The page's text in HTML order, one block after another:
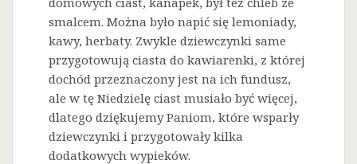
smalcem. Można było napić się lemoniady,
kawy, herbaty. Zwykle dziewczynki same
przygotowują ciasta do kawiarenki, z której
dochód przeznaczony jest na ich fundusz,
ale w tę Niedzielę ciast musiało być więcej,
dlatego dziękujemy Paniom, które wsparły
dziewczynki i przygotowały kilka
dodatkowych wypieków.